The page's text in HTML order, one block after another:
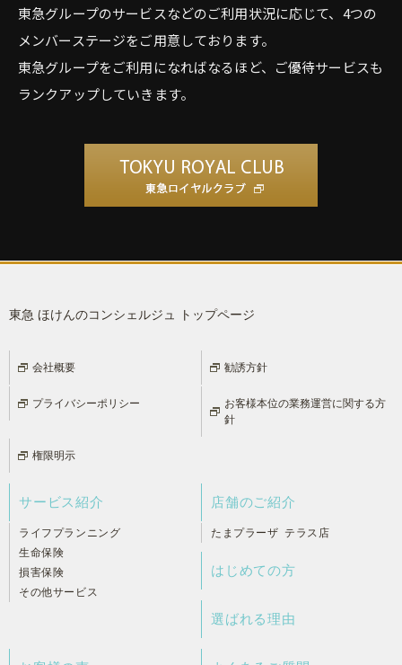
東急グループのサービスなどのご利用状況に応じて、4つの
メンバーステージをご用意しております。
東急グループをご利用になればなるほど、ご優待サービスも
ランクアップしていきます。
東急 ほけんのコンシェルジュ トップページ
会社概要 勧誘方針
プライバシーポリシー
お客様本位の業務運営に関する方
針
権限明示
サービス紹介
ライフプランニング
生命保険
損害保険
その他サービス
店舗のご紹介
たまプラーザ テラス店
はじめての方
選ばれる理由